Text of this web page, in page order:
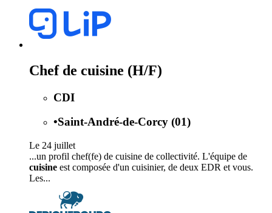
Chef de cuisine (H/F)
CDI
•Saint-André-de-Corcy (01)
Le 24 juillet
...un profil chef(fe) de cuisine de collectivité. L'équipe de
cuisine est composée d'un cuisinier, de deux EDR et vous.
Les...